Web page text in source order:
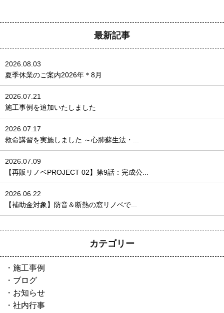
最新記事
2026.08.03
夏季休業のご案内2026年＊8月
2026.07.21
施工事例を追加いたしました
2026.07.17
救命講習を実施しました ～心肺蘇生法・...
2026.07.09
【再販リノベPROJECT 02】第9話：完成公...
2026.06.22
【補助金対象】防音＆断熱の窓リノベで...
カテゴリー
施工事例
ブログ
お知らせ
社内行事